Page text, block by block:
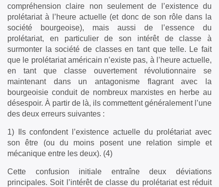
compréhension claire non seulement de l’existence du
prolétariat à l’heure actuelle (et donc de son rôle dans la
société bourgeoise), mais aussi de l’essence du
prolétariat, en particulier de son intérêt de classe à
surmonter la société de classes en tant que telle. Le fait
que le prolétariat américain n’existe pas, à l’heure actuelle,
en tant que classe ouvertement révolutionnaire se
maintenant dans un antagonisme flagrant avec la
bourgeoisie conduit de nombreux marxistes en herbe au
désespoir. À partir de là, ils commettent généralement l’une
des deux erreurs suivantes :
1) Ils confondent l’existence actuelle du prolétariat avec
son être (ou du moins posent une relation simple et
mécanique entre les deux). (4)
Cette confusion initiale entraîne deux déviations
principales. Soit l’intérêt de classe du prolétariat est réduit